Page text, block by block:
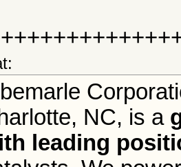
NC, is a
leading